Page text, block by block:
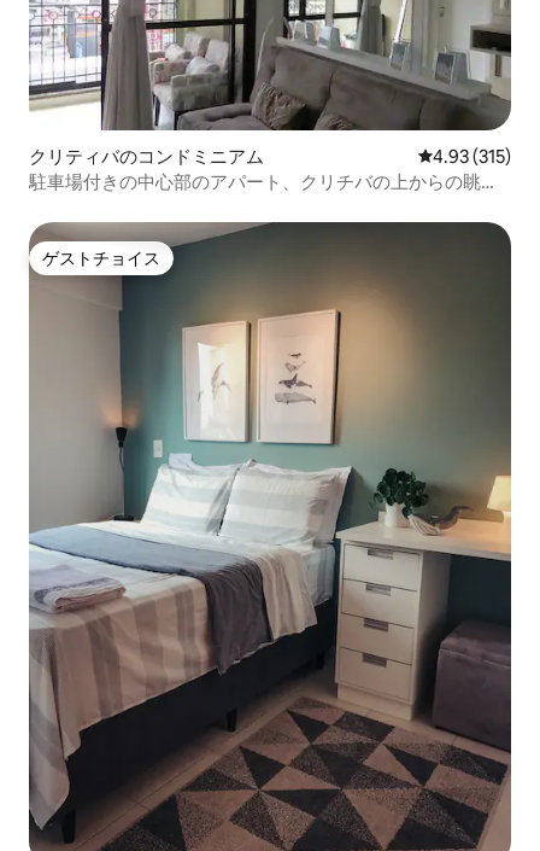
クリティバのコンドミニアム レビュー315
4.93 (315)
駐車場付きの中心部のアパート、クリチバの上からの眺
ゲストチョイス
ゲストチョイス